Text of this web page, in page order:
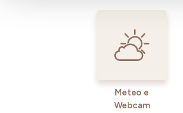
Meteo e
Webcam